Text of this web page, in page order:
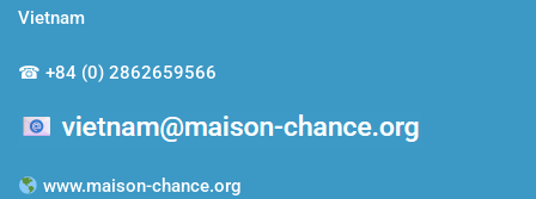
Vietnam
☎ +84 (0) 2862659566
www.maison-chance.org